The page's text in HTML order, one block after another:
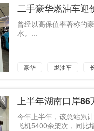
二手豪华燃油车迎
曾经以高保值率著称的
水。...
豪华 燃油车
上半年湖南口岸
今年上半年，该总站累
飞机5400余架次，同比